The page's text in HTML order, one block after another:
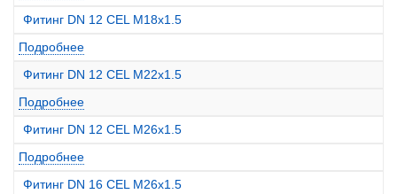
Фитинг DN 12 CEL M18x1.5
Подробнее
Фитинг DN 12 CEL M22x1.5
Подробнее
Фитинг DN 12 CEL M26x1.5
Подробнее
Фитинг DN 16 CEL M26x1.5